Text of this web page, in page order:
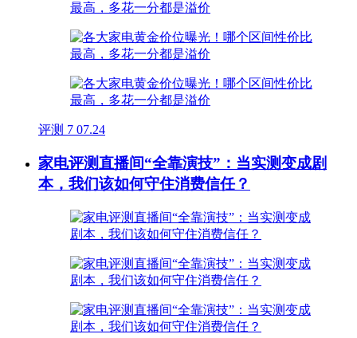
评测 7 07.24
家电评测直播间“全靠演技”：当实测变成剧
本，我们该如何守住消费信任？